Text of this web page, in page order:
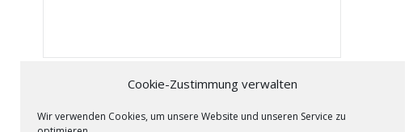
Cookie-Zustimmung verwalten
Wir verwenden Cookies, um unsere Website und unseren Service zu